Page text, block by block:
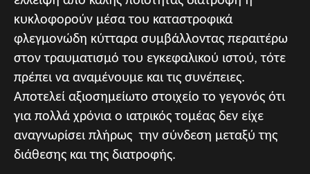
κυκλοφορούν μέσα του καταστροφικά
φλεγμονώδη κύτταρα συμβάλλοντας περαιτέρω
στον τραυματισμό του εγκεφαλικού ιστού, τότε
πρέπει να αναμένουμε και τις συνέπειες.
Αποτελεί αξιοσημείωτο στοιχείο το γεγονός ότι
για πολλά χρόνια ο ιατρικός τομέας δεν είχε
αναγνωρίσει πλήρως την σύνδεση μεταξύ της
διάθεσης και της διατροφής.